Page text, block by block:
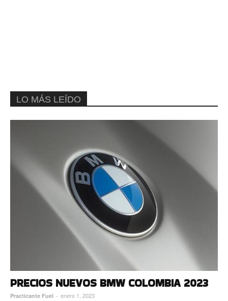
LO MÁS LEÍDO
PRECIOS NUEVOS BMW COLOMBIA 2023
Practicante Fuel - enero 1, 2023